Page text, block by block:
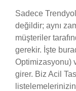
Sadece
değildir; aynı
müşteriler
gerekir. İşte
Optimizasyonu)
girer. Biz Acil